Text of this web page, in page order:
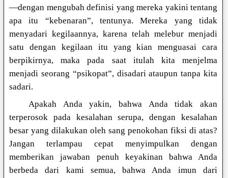
—dengan mengubah definisi yang mereka yakini tentang
apa itu “kebenaran”, tentunya. Mereka yang tidak
menyadari kegilaannya, karena telah melebur menjadi
satu dengan kegilaan itu yang kian menguasai cara
berpikirnya, maka pada saat itulah kita menjelma
menjadi seorang “psikopat”, disadari ataupun tanpa kita
sadari.
Apakah Anda yakin, bahwa Anda tidak akan
terperosok pada kesalahan serupa, dengan kesalahan
besar yang dilakukan oleh sang penokohan fiksi di atas?
Jangan terlampau cepat menyimpulkan dengan
memberikan jawaban penuh keyakinan bahwa Anda
berbeda dari kami semua, bahwa Anda imun dari